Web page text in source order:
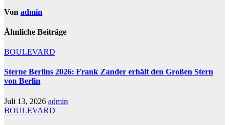
Von admin
Ähnliche Beiträge
BOULEVARD
Sterne Berlins 2026: Frank Zander erhält den Großen Stern
von Berlin
Juli 13, 2026 admin
BOULEVARD